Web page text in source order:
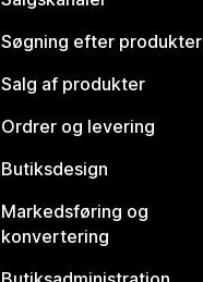
Søgning efter produkter
Salg af produkter
Ordrer og levering
Butiksdesign
Markedsføring og
konvertering